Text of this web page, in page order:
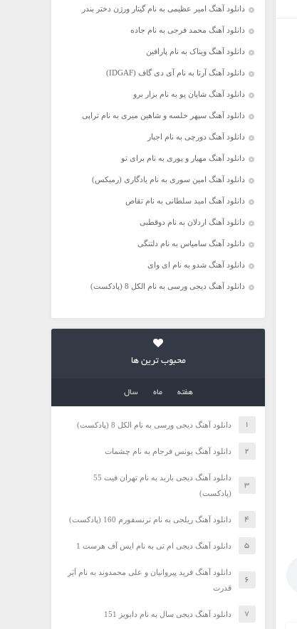
دانلود آهنگ امیر عظیمی به نام گیتار ورژن دختر بندر
دانلود آهنگ محمد فرجی به نام جاده
دانلود آهنگ ویناک به نام پارافین
دانلود آهنگ آرتا به نام آی دی گاف (IDGAF)
دانلود آهنگ شایان یو به نام بزار برو
دانلود آهنگ سپهر خلسه و شاهین میری به نام تراپی
دانلود آهنگ دورچی به نام اجبار
دانلود آهنگ مهیار و پوری به نام برای تو
دانلود آهنگ امین سوری به نام یادگاری (رمیکس)
دانلود آهنگ امید سلطانی به نام تقاص
دانلود آهنگ اردلان به نام دوقطبی
دانلود آهنگ سامیاس به نام دلتنگی
دانلود آهنگ شدو به نام ای وای
دانلود آهنگ دیجی ورسی به نام الکل 8 (پادکست)
محبوب ترین ها
هفته ماه سال
دانلود آهنگ دیجی ورسی به نام الکل 8 (پادکست)
دانلود آهنگ یونس فرجام به نام چشمات
دانلود آهنگ دیجی باربد به نام تهران فیت 55
(پادکست)
دانلود آهنگ ریلجی به نام ترنسفورم 160 (پادکست)
دانلود آهنگ دیجی ام تی به نام ایس آف هرست 1
دانلود آهنگ فرید پیروانیان و علی محمدوند به نام اَبَر
قدرت
دانلود آهنگ دیجی سال به نام دابویز 151